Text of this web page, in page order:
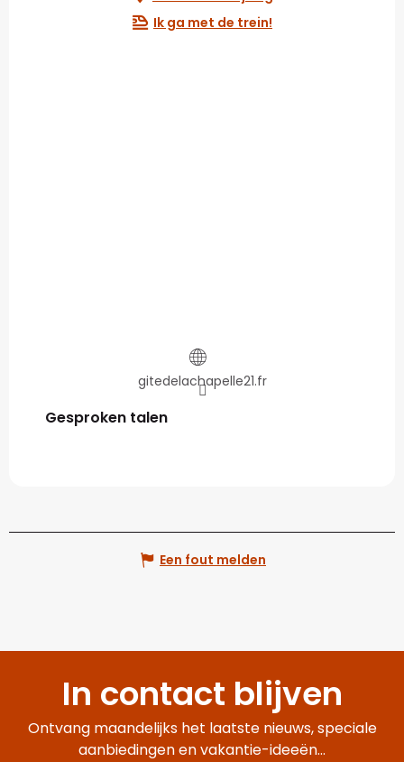
Ik ga met de trein!
gitedelachapelle21.fr
Gesproken talen
Gesproken talen
Een fout melden
In contact blijven
Ontvang maandelijks het laatste nieuws, speciale
aanbiedingen en vakantie-ideeën...